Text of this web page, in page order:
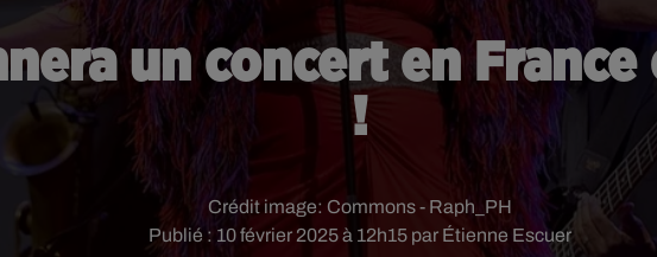
un concert en
!
Publié : 10 février 2025 à 12h15 par Étienne Escuer
Crédit image: Commons - Raph_PH